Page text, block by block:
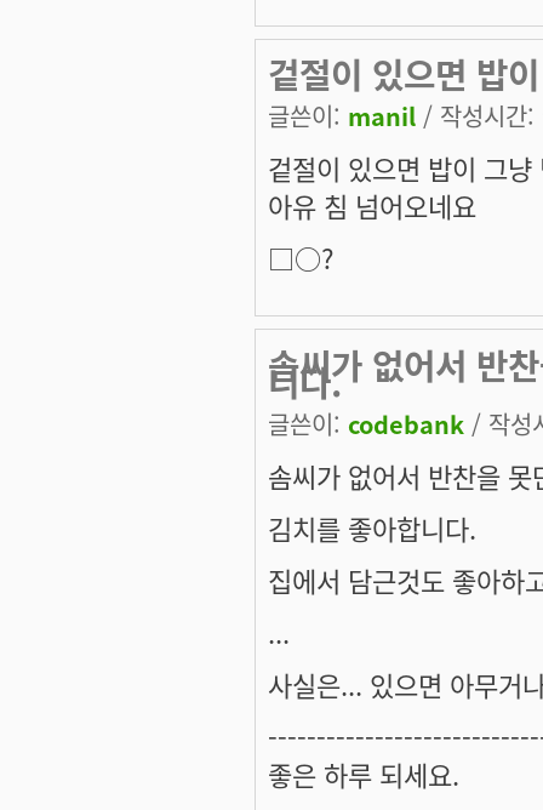
겉절이 있으면 밥
글쓴이: manil / 작성시간
겉절이 있으면 밥이 그냥
아유 침 넘어오네요
□○?
솜씨가 없어서 반
니다.
글쓴이: codebank / 작성
솜씨가 없어서 반찬을
김치를 좋아합니다.
집에서 담근것도 좋아하
...
사실은... 있으면 아무거
좋은 하루 되세요.